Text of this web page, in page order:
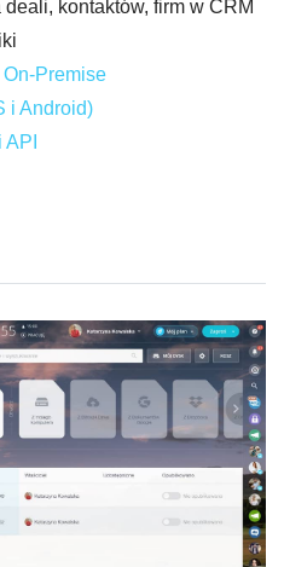
kontaktów, firm w CRM
On-Premise
i Android)